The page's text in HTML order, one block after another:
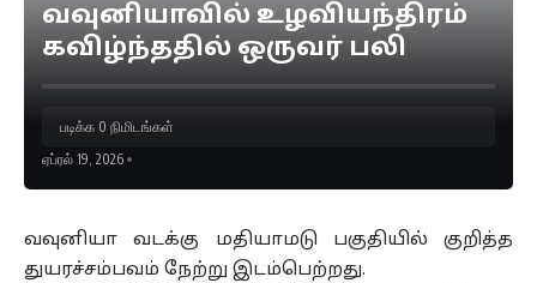
வவுனியாவில் உழவியந்திரம்
கவிழ்ந்ததில் ஒருவர் பலி
ஏப்ரல் 19, 2026
படிக்க 0 நிமிடங்கள்
வவுனியா வடக்கு மதியாமடு பகுதியில் குறித்த
துயரச்சம்பவம் நேற்று இடம்பெற்றது.